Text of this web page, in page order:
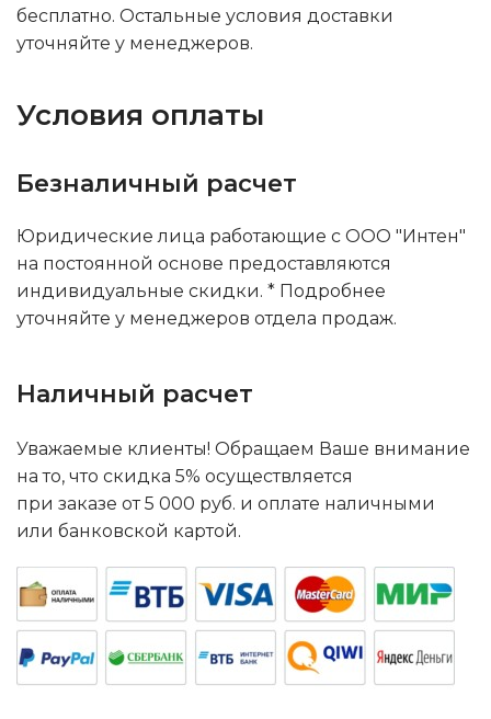
бесплатно. Остальные условия доставки
уточняйте у менеджеров.
Условия оплаты
Безналичный расчет
Юридические лица работающие с ООО "Интен"
на постоянной основе предоставляются
индивидуальные скидки. * Подробнее
уточняйте у менеджеров отдела продаж.
Наличный расчет
Уважаемые клиенты! Обращаем Ваше внимание
на то, что скидка 5% осуществляется
при заказе от 5 000 руб. и оплате наличными
или банковской картой.